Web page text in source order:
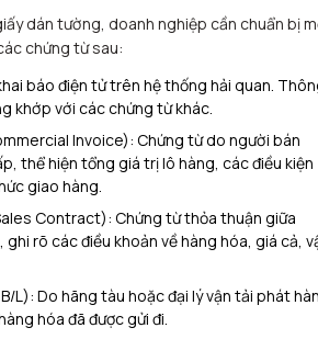
dán tường, doanh nghiệp cần chuẩn bị
chứng từ sau:
báo điện tử trên hệ thống hải quan.
khớp với các chứng từ khác.
Invoice): Chứng từ do người bán
thể hiện tổng giá trị lô hàng, các điều kiện
giao hàng.
Contract): Chứng từ thỏa thuận giữa
rõ các điều khoản về hàng hóa, giá cả,
L): Do hãng tàu hoặc đại lý vận tải phát
hóa đã được gửi đi.